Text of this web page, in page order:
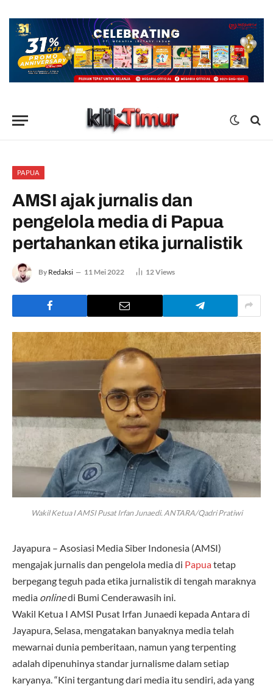
PAPUA
AMSI ajak jurnalis dan
pengelola media di Papua
pertahankan etika jurnalistik
By Redaksi 11 Mei 2022 12Views
Wakil Ketua I AMSI Pusat Irfan Junaedi. ANTARA/Qadri Pratiwi
Jayapura – Asosiasi Media Siber Indonesia (AMSI)
mengajak jurnalis dan pengelola media di Papuatetap
berpegang teguh pada etika jurnalistik di tengah maraknya
media onlinedi Bumi Cenderawasih ini.
Wakil Ketua I AMSI Pusat Irfan Junaedi kepada Antara di
Jayapura, Selasa, mengatakan banyaknya media telah
mewarnai dunia pemberitaan, namun yang terpenting
adalah dipenuhinya standar jurnalisme dalam setiap
karyanya. “Kini tergantung dari media itu sendiri, ada yang